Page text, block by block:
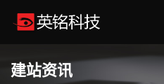
建站资讯